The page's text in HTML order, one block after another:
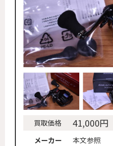
買取価格 41,000円
メーカー
本文参照